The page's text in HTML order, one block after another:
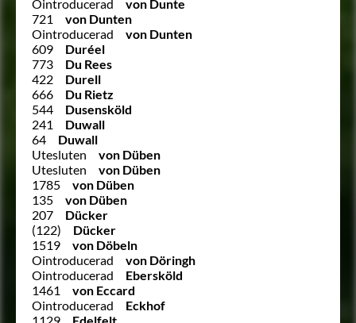
Ointroducerad
von Dunte
721
von Dunten
Ointroducerad
von Dunten
609
Duréel
773
Du Rees
422
Durell
666
Du Rietz
544
Dusensköld
241
Duwall
64
Duwall
Utesluten
von Düben
Utesluten
von Düben
1785
von Düben
135
von Düben
207
Dücker
(122)
Dücker
1519
von Döbeln
Ointroducerad
von Döringh
Ointroducerad
Ebersköld
1461
von Eccard
Ointroducerad
Eckhof